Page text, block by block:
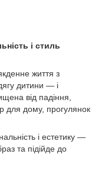
і стиль
життя з
дитини — і
від падіння,
для дому, прогулянок
і естетику —
та підійде до